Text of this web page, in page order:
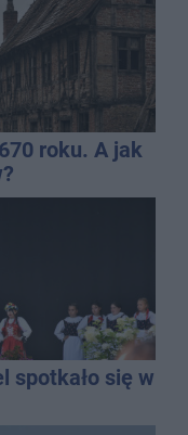
roku. A jak
spotkało się w